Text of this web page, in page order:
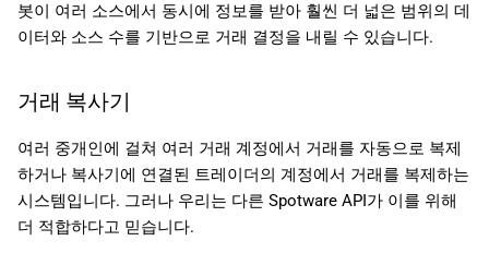
봇이 여러 소스에서 동시에 정보를 받아 훨씬 더 넓은 범위의 데
이터와 소스 수를 기반으로 거래 결정을 내릴 수 있습니다.
거래 복사기
여러 중개인에 걸쳐 여러 거래 계정에서 거래를 자동으로 복제
하거나 복사기에 연결된 트레이더의 계정에서 거래를 복제하는
시스템입니다. 그러나 우리는 다른 Spotware API가 이를 위해
더 적합하다고 믿습니다.